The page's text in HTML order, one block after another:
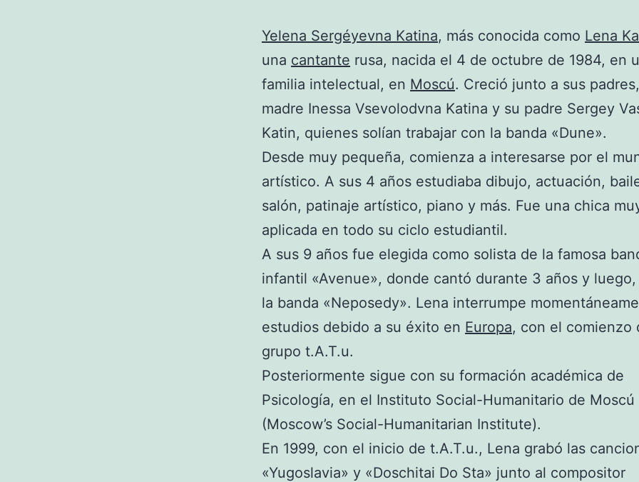
Yelena Sergéyevna Katina, más conocida como Lena
una cantante rusa, nacida el 4 de octubre de 1984, en
familia intelectual, en Moscú. Creció junto a sus
madre Inessa Vsevolodvna Katina y su padre Sergey
Katin, quienes solían trabajar con la banda «Dune».
Desde muy pequeña, comienza a interesarse por el
artístico. A sus 4 años estudiaba dibujo, actuación,
salón, patinaje artístico, piano y más. Fue una chica
aplicada en todo su ciclo estudiantil.
A sus 9 años fue elegida como solista de la famosa
infantil «Avenue», donde cantó durante 3 años y
la banda «Neposedy». Lena interrumpe
estudios debido a su éxito en Europa, con el comienzo
grupo t.A.T.u.
Posteriormente sigue con su formación académica de
Psicología, en el Instituto Social-Humanitario de Moscú
(Moscow’s Social-Humanitarian Institute).
En 1999, con el inicio de t.A.T.u., Lena grabó las
«Yugoslavia» y «Doschitai Do Sta» junto al compositor